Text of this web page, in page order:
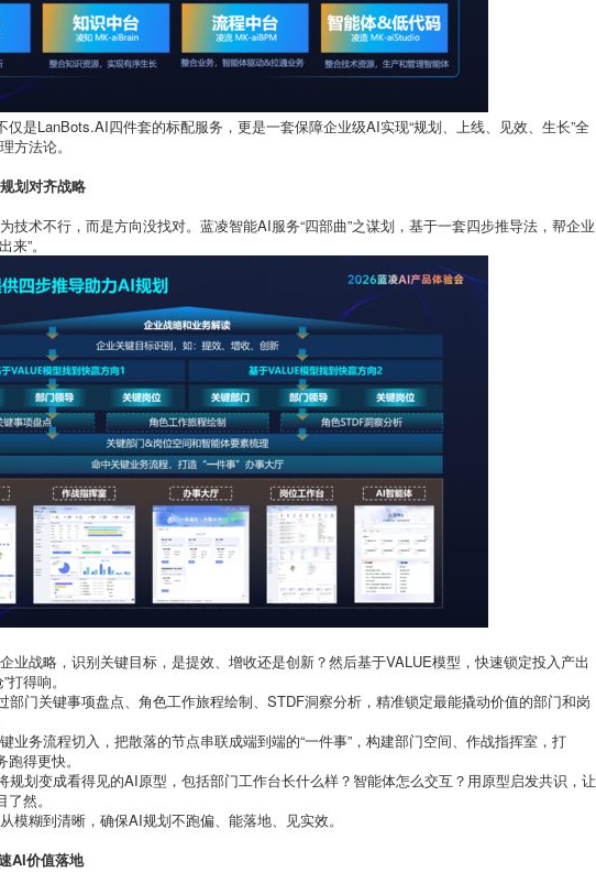
仅是LanBots.AI四件套的标配服务，更是一套保障企业级AI实现“规划、上线、见效、生长”全
方法论。
划对齐战略
技术不行，而是方向没找对。蓝凌智能AI服务“四部曲”之谋划，基于一套四步推导法，帮企业
”。
业战略，识别关键目标，是提效、增收还是创新？然后基于VALUE模型，快速锁定投入产出
得响。
门关键事项盘点、角色工作旅程绘制、STDF洞察分析，精准锁定最能撬动价值的部门和岗
业务流程切入，把散落的节点串联成端到端的“一件事”，构建部门空间、作战指挥室，打
得更快。
划变成看得见的AI原型，包括部门工作台长什么样？智能体怎么交互？用原型启发共识，让
然。
模糊到清晰，确保AI规划不跑偏、能落地、见实效。
AI价值落地